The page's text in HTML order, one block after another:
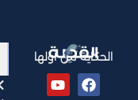
الحكاية من أولها